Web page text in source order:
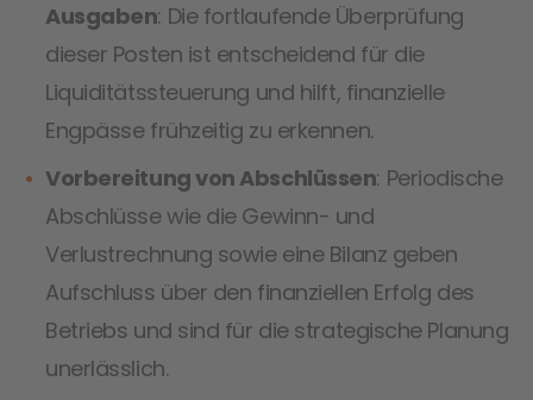
Ausgaben: Die fortlaufende Überprüfung
dieser Posten ist entscheidend für die
Liquiditätssteuerung und hilft, finanzielle
Engpässe frühzeitig zu erkennen.
Vorbereitung von Abschlüssen: Periodische
Abschlüsse wie die Gewinn- und
Verlustrechnung sowie eine Bilanz geben
Aufschluss über den finanziellen Erfolg des
Betriebs und sind für die strategische Planung
unerlässlich.